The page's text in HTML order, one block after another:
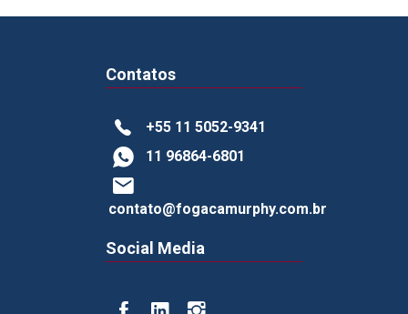
Contatos
+55 11 5052-9341
11 96864-6801
contato@fogacamurphy.com.br
Social Media